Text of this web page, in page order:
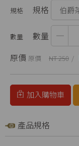
規格
數量
原價
NT 250
加入購物車
產品規格